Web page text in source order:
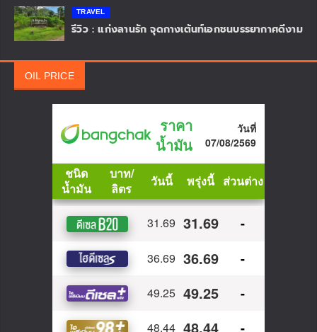
TRAVEL
รีวิว : แก่งลานรัก จุดกางเต้นท์เอกชนบรรยากาศดีงาม
OIL PRICE